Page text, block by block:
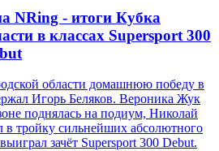
NRing - итоги Кубка
в классах Supersport 300
области домашнюю победу в
Игорь Беляков. Вероника Жук
поднялась на подиум, Николай
в тройку сильнейших абсолютного
зачёт Supersport 300 Debut.